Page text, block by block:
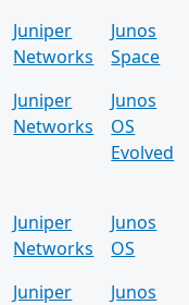
Juniper
Networks
Junos
Space
Juniper
Networks
Junos
OS
Evolved
Juniper
Networks
Junos
OS
Juniper
Junos